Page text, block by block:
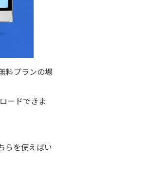
料プランの場
ードできま
らを使えばい